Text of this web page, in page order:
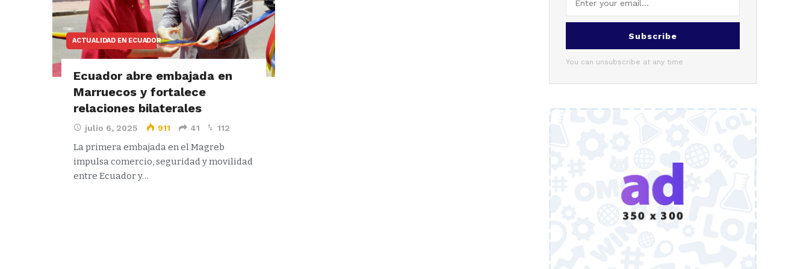
ACTUALIDAD EN ECUADOR
Ecuador abre embajada en
Marruecos y fortalece
relaciones bilaterales
julio 6, 2025 911 41 112
La primera embajada en el Magreb
impulsa comercio, seguridad y movilidad
entre Ecuador y…
Subscribe
You can unsubscribe at any time